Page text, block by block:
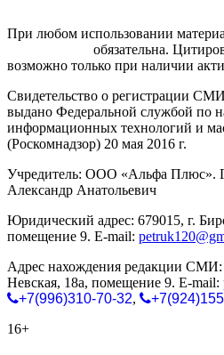
При любом использовании
обязательна.
возможно только при наличии
Свидетельство о регистрации СМИ
выдано Федеральной службой по
информационных технологий и
(Роскомнадзор) 20 мая 2016 г.
Учредитель: ООО «Альфа Плюс».
Александр Анатольевич
Юридический адрес: 679015, г.
помещение 9. E-mail:
Адрес нахождения редакции СМИ:
Невская, 18а, помещение 9. E-mail:
+7(996)310-70-32,
16+